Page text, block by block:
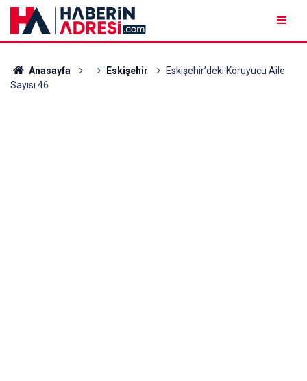
Anasayfa Eskişehir
Eskişehir’deki Koruyucu Aile
Sayısı 46